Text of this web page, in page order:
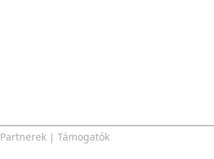
Partnerek | Támogatók